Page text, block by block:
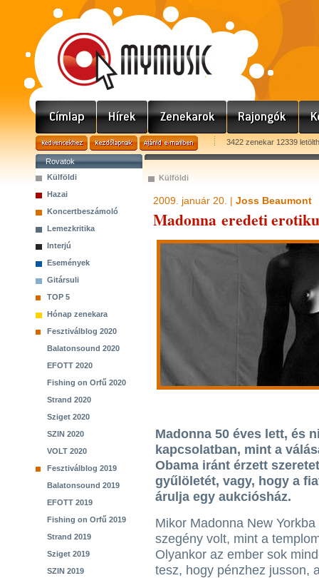
3422 zenekar 12339
Rovatok
Külföldi
Hazai
Koncertbeszámoló
Lemezkritika
Interjú
Események
Gitársuli
TOP 5
Hónap zenekara
Fesztiválblog 2020
Balatonsound 2020
EFOTT 2020
Fishing on Orfű 2020
Strand 2020
Sziget 2020
SZIN 2020
VOLT 2020
Fesztiválblog 2019
Balatonsound 2019
EFOTT 2019
Fishing on Orfű 2019
Strand 2019
Sziget 2019
SZIN 2019
Külföldi
2009. január 20. | Joss Beaumont
Madonna eredeti
Madonna 50 éves lett, és
kapcsolatban, mint a
Obama iránt érzett
gyűlöletét, vagy, hogy a
árulja egy aukciósház.
Mikor Madonna New Yorkba
szegény volt, mint a
Olyankor az ember sok
tesz, hogy pénzhez jusson,